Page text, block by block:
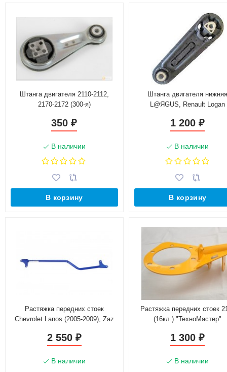
Штанга двигателя 2110-2112,
2170-2172 (300-я)
350₽
В наличии
В корзину
Штанга двигателя
L@ЯGUS, Renault Logan
1 200₽
В наличии
В корзину
Растяжка передних стоек
Chevrolet Lanos (2005-2009), Zaz
2 550 ₽
В наличии
Растяжка передних стоек
(16кл.) "ТехноМастер"
1 300₽
В наличии